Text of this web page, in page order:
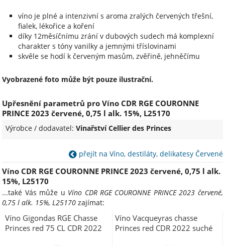
víno je plné a intenzivní s aroma zralých červených třešní,
fialek, lékořice a koření
díky 12měsíčnímu zrání v dubových sudech má komplexní
charakter s tóny vanilky a jemnými tříslovinami
skvěle se hodí k červeným masům, zvěřině, jehněčímu
Vyobrazené foto může být pouze ilustrační.
Upřesnění parametrů pro Víno CDR RGE COURONNE
PRINCE 2023 červené, 0,75 l alk. 15%, L25170
Výrobce / dodavatel:Vinařství Cellier des Princes
přejít na Víno, destiláty, delikatesy Červené
Víno CDR RGE COURONNE PRINCE 2023 červené, 0,75 l alk.
15%, L25170
...také Vás může u Víno CDR RGE COURONNE PRINCE 2023 červené,
0,75 l alk. 15%, L25170 zajímat:
Víno Gigondas RGE Chasse
Princes red 75 CL CDR 2022
Víno Vacqueyras chasse
Princes red CDR 2022 suché